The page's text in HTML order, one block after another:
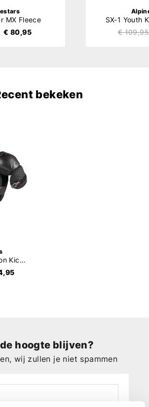
MX Fleece
€ 80,95
SX-1 Youth
€ 109,95
bekeken
Youth Bionic Action Kickstart Chest
hoogte blijven?
wij zullen je niet spammen